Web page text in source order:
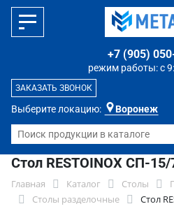
Выберите локацию: Воронеж
режим работы: с
+7 (905)
ЗАКАЗАТЬ ЗВОНОК
Стол RESTOINOX СП-
Главная Каталог Столы
Столы разделочные
Стол